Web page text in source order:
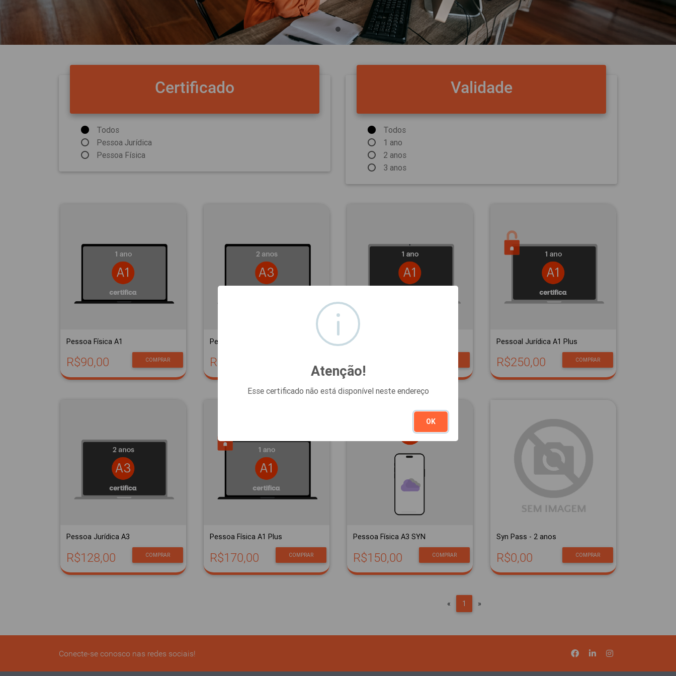
Certificado
Todos
Pessoa Jurídica
Pessoa Física
Validade
Todos
1 ano
2 anos
3 anos
Pessoa Física A1
COMPRAR
R$90,00
Pessoa Física A3
R$193,00
Pessoa Jurídica A1
R$130,00
Pessoal Jurídica A1 Plus
COMPRAR
R$250,00
Pessoa Jurídica A3
COMPRAR
R$128,00
Pessoa Física A1 Plus
COMPRAR
R$170,00
Pessoa Física A3 SYN
COMPRAR
R$150,00
Syn Pass - 2 anos
COMPRAR
R$0,00
« Previous
1 »
Conecte-se conosco nas redes sociais!
Atenção!
Esse certificado não está disponível neste endereço
OK